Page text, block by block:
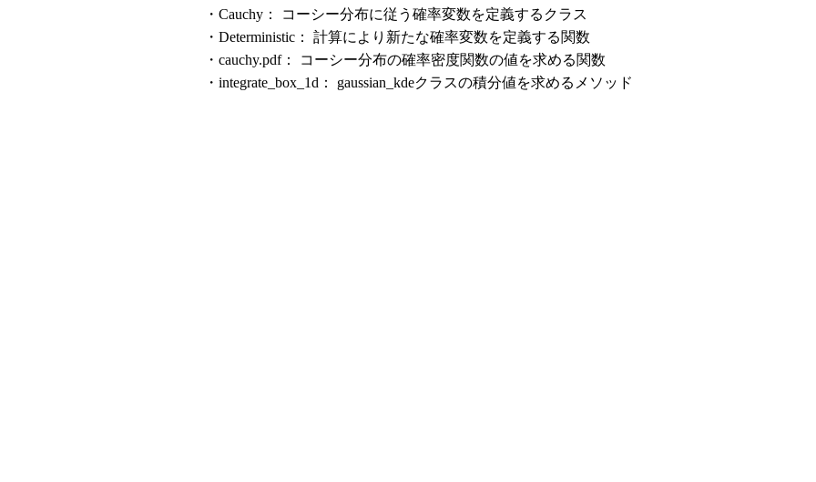
・Cauchy： コーシー分布に従う確率変数を定義するクラス
・Deterministic： 計算により新たな確率変数を定義する関数
・cauchy.pdf： コーシー分布の確率密度関数の値を求める関数
・integrate_box_1d： gaussian_kdeクラスの積分値を求めるメソッド